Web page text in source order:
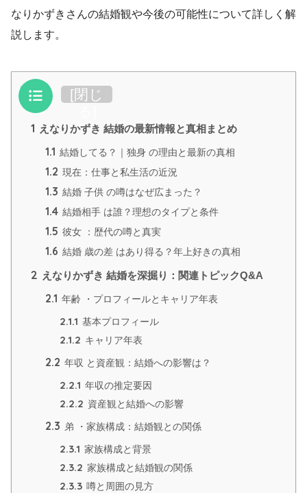
なりかずきさんの結婚観や今後の可能性について詳しく解
説します。
目次 [閉じ
1 えなりかずき 結婚の最新情報と真相まとめ
1.1 結婚してる？｜独身 の理由と最新の真相
1.2 現在：仕事と私生活の近況
1.3 結婚 子供 の噂はなぜ広まった？
1.4 結婚相手 は誰？理想のタイプと条件
1.5 彼女 ：歴代の噂と真実
1.6 結婚 歳の差 はあり得る？年上好きの真相
2 えなりかずき 結婚を深掘り：関連トピックQ&A
2.1 年齢 ・プロフィールとキャリア年表
2.1.1 基本プロフィール
2.1.2 キャリア年表
2.2 年収 と資産観：結婚への影響は？
2.2.1 年収の推定要因
2.2.2 資産観と結婚への影響
2.3 弟 ・家族構成：結婚観との関係
2.3.1 家族構成と背景
2.3.2 家族構成と結婚観の関係
2.3.3 噂と周囲の見方